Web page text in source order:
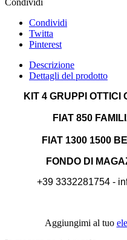
Pinterest
Descrizione
Dettagli del prodotto
FIAT 850
FIAT 1300 1500
FONDO DI
+39 3332281754 -
Aggiungimi al tuo
Ancora nessuna recensione da